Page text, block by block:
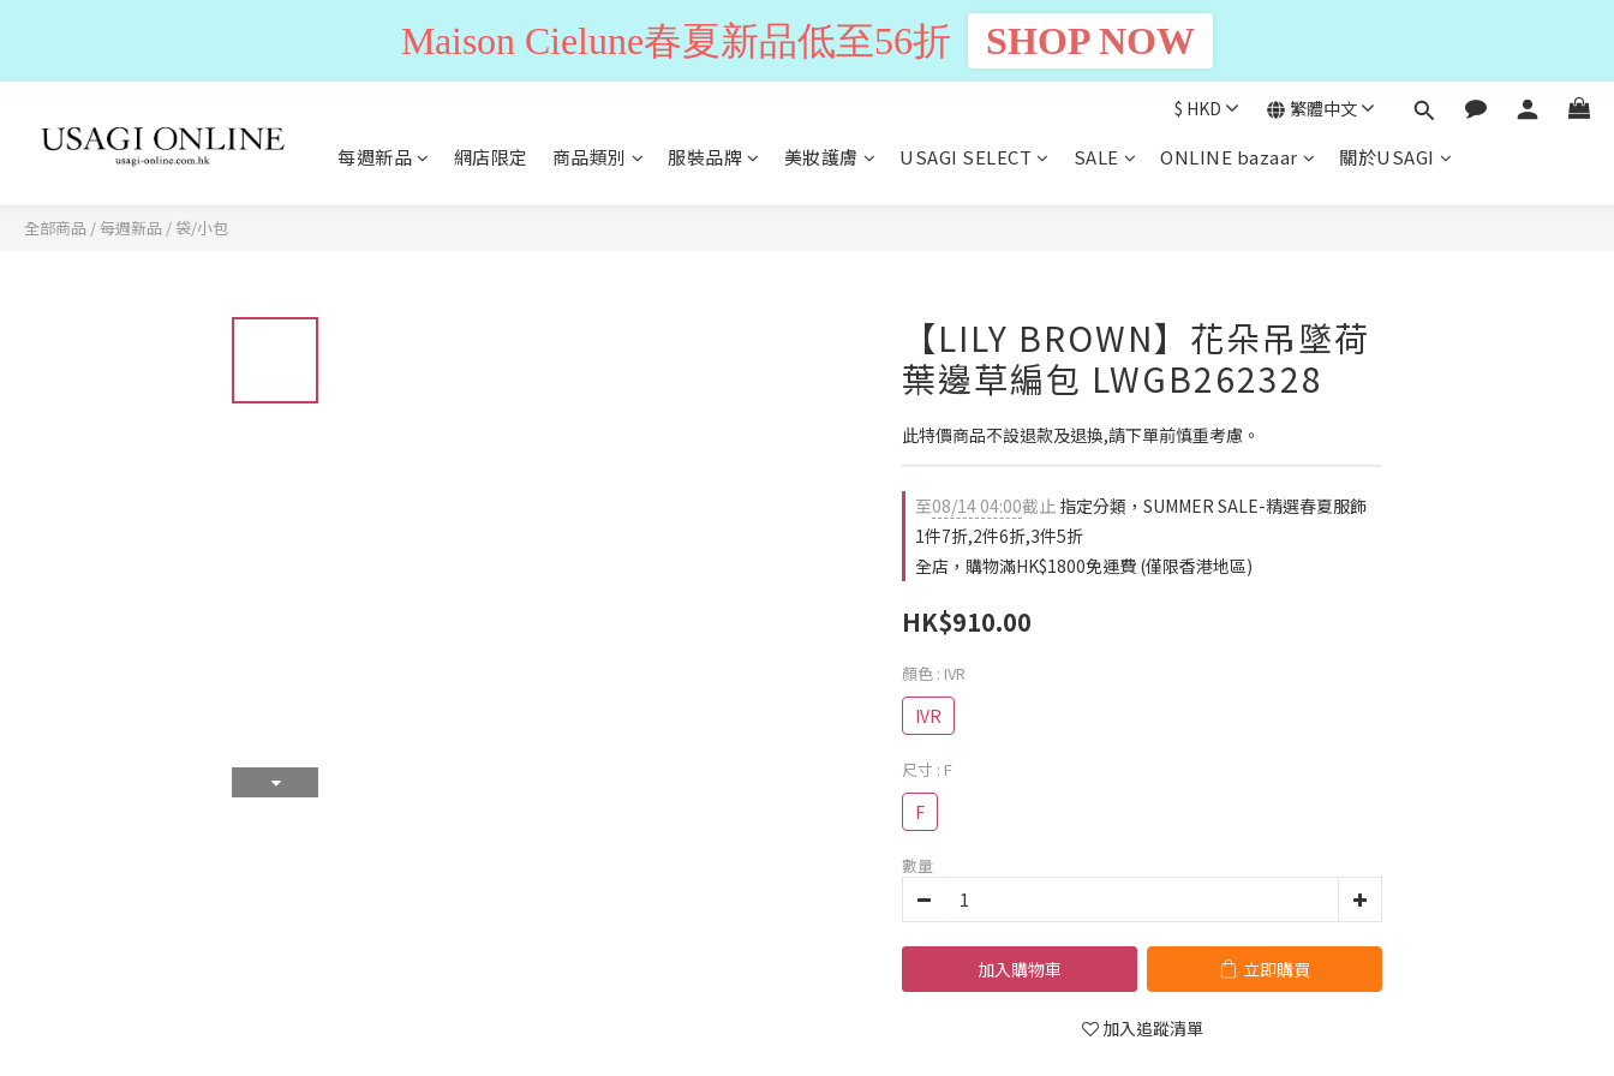
每週新品 網店限定 商品類別 服裝品牌 美妝護膚 USAGI SELECT SALE ONLINE bazaar 關於USAGI
$ HKD 繁體中文
全部商品 /每週新品 / 袋/小包
【LILY BROWN】花朵吊墜荷
葉邊草編包 LWGB262328
此特價商品不設退款及退換,請下單前慎重考慮。
至08/14 04:00截止 指定分類，SUMMER SALE-精選春夏服飾
1件7折,2件6折,3件5折
全店，購物滿HK$1800免運費 (僅限香港地區)
HK$910.00
顏色 : IVR
IVR
尺寸 : F
F
數量
加入購物車 立即購買
加入追蹤清單
立即購買
Maison Cielune春夏新品低至56折 SHOP NOW